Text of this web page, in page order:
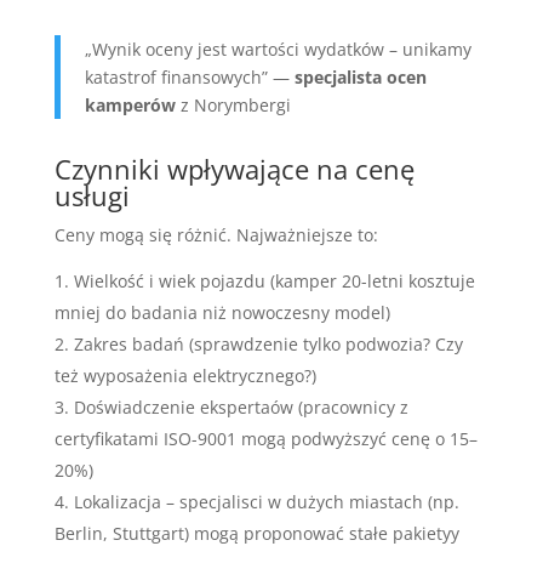
„Wynik oceny jest wartości wydatków – unikamy
katastrof finansowych” — specjalista ocen
kamperówz Norymbergi
Czynniki wpływające na cenę
usługi
Ceny mogą się różnić. Najważniejsze to:
Wielkość i wiek pojazdu (kamper 20-letni kosztuje
mniej do badania niż nowoczesny model)
Zakres badań (sprawdzenie tylko podwozia? Czy
też wyposażenia elektrycznego?)
Doświadczenie ekspertaów (pracownicy z
certyfikatami ISO-9001 mogą podwyższyć cenę o 15–
20%)
Lokalizacja – specjalisci w dużych miastach (np.
Berlin, Stuttgart) mogą proponować stałe pakietyy